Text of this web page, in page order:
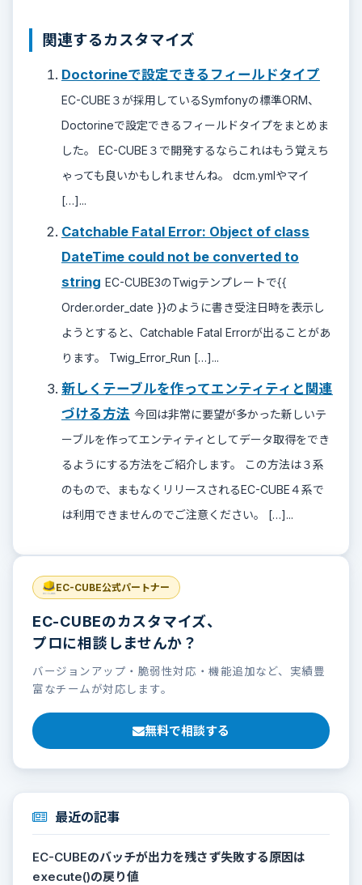
関連するカスタマイズ
Doctorineで設定できるフィールドタイプ
EC-CUBE３が採用しているSymfonyの標準ORM、
Doctorineで設定できるフィールドタイプをまとめま
した。 EC-CUBE３で開発するならこれはもう覚えち
ゃっても良いかもしれませんね。 dcm.ymlやマイ
[…]...
Catchable Fatal Error: Object of class
DateTime could not be converted to
string EC-CUBE3のTwigテンプレートで{{
Order.order_date }}のように書き受注日時を表示し
ようとすると、Catchable Fatal Errorが出ることがあ
ります。 Twig_Error_Run […]...
新しくテーブルを作ってエンティティと関連
づける方法 今回は非常に要望が多かった新しいテ
ーブルを作ってエンティティとしてデータ取得をでき
るようにする方法をご紹介します。 この方法は３系
のもので、まもなくリリースされるEC-CUBE４系で
は利用できませんのでご注意ください。 […]...
EC-CUBE公式パートナー
EC-CUBEのカスタマイズ、
プロに相談しませんか？
バージョンアップ・脆弱性対応・機能追加など、実績豊
富なチームが対応します。
無料で相談する
最近の記事
EC-CUBEのバッチが出力を残さず失敗する原因は
execute()の戻り値